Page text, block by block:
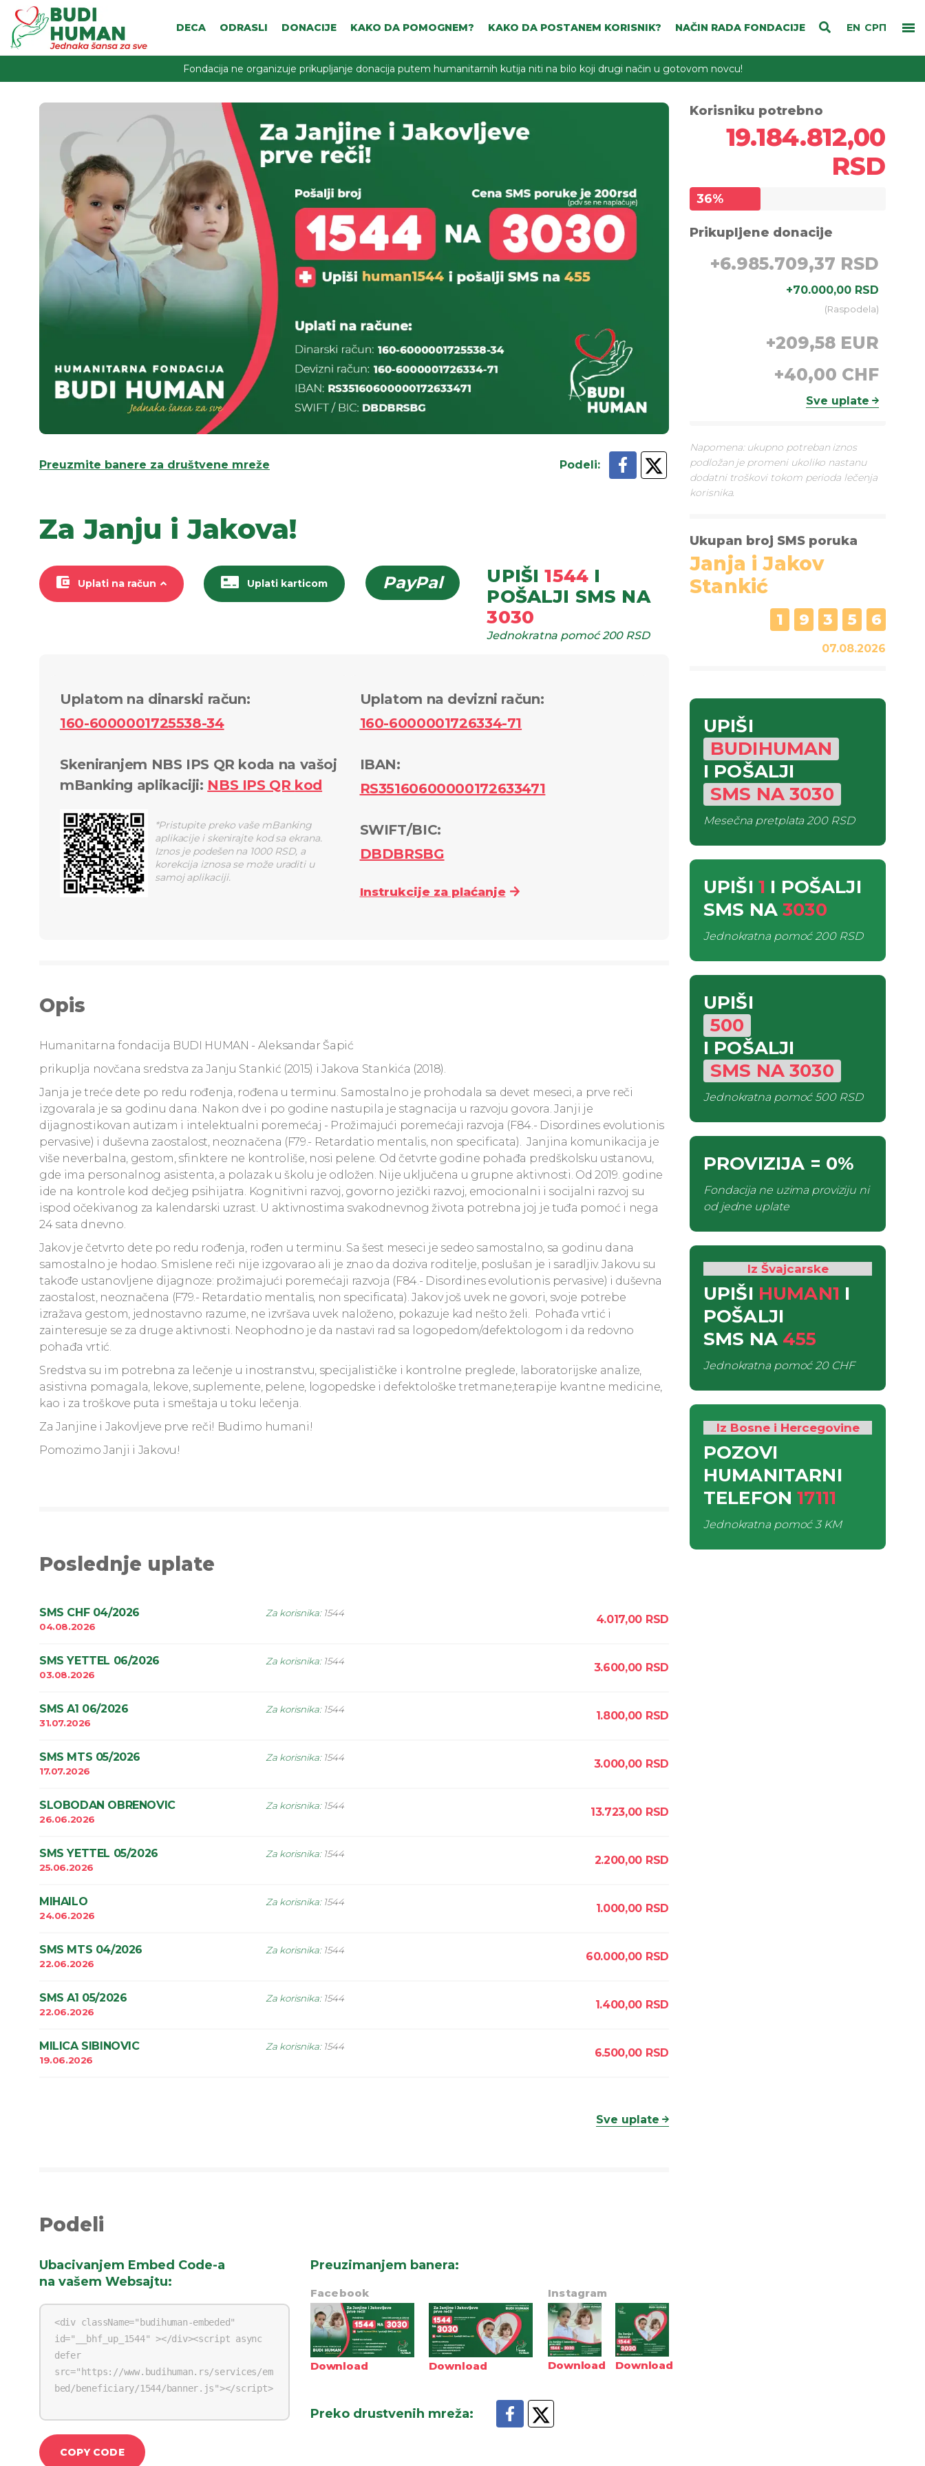
EN СРП
DECA ODRASLI DONACIJE KAKO DA POMOGNEM? KAKO DA POSTANEM KORISNIK? NAČIN RADA FONDACIJE
Fondacija ne organizuje prikupljanje donacija putem humanitarnih kutija niti na bilo koji drugi način u gotovom novcu!
Preuzmite banere za društvene mreže Podeli:
Za Janju i Jakova!
Uplati na račun Uplati karticom PayPal UPIŠI 1544 I
POŠALJI SMS NA
3030
Jednokratna pomoć200 RSD
Uplatom na dinarski račun:
160-6000001725538-34
Skeniranjem NBS IPS QR koda na vašoj
mBanking aplikaciji: NBS IPS QR kod
*Pristupite preko vaše mBanking
aplikacije i skenirajte kod sa ekrana.
Iznos je podešen na 1000 RSD, a
korekcija iznosa se može uraditi u
samoj aplikaciji.
Uplatom na devizni račun:
160-6000001726334-71
IBAN:
RS35160600000172633471
SWIFT/BIC:
DBDBRSBG
Instrukcije za plaćanje
Opis
Humanitarna fondacija BUDI HUMAN - Aleksandar Šapić
prikuplja novčana sredstva za Janju Stankić (2015) i Jakova Stankića (2018).
Janja je treće dete po redu rođenja, rođena u terminu. Samostalno je prohodala sa devet meseci, a prve reči
izgovarala je sa godinu dana. Nakon dve i po godine nastupila je stagnacija u razvoju govora. Janji je
dijagnostikovan autizam i intelektualni poremećaj - Prožimajući poremećaji razvoja (F84.- Disordines evolutionis
pervasive) i duševna zaostalost, neoznačena (F79.- Retardatio mentalis, non specificata). Janjina komunikacija je
više neverbalna, gestom, sfinktere ne kontroliše, nosi pelene. Od četvrte godine pohađa predškolsku ustanovu,
gde ima personalnog asistenta, a polazak u školu je odložen. Nije uključena u grupne aktivnosti. Od 2019. godine
ide na kontrole kod dečjeg psihijatra. Kognitivni razvoj, govorno jezički razvoj, emocionalni i socijalni razvoj su
ispod očekivanog za kalendarski uzrast. U aktivnostima svakodnevnog života potrebna joj je tuđa pomoć i nega
24 sata dnevno.
Jakov je četvrto dete po redu rođenja, rođen u terminu. Sa šest meseci je sedeo samostalno, sa godinu dana
samostalno je hodao. Smislene reči nije izgovarao ali je znao da doziva roditelje, poslušan je i saradljiv. Jakovu su
takođe ustanovljene dijagnoze: prožimajući poremećaji razvoja (F84.- Disordines evolutionis pervasive) i duševna
zaostalost, neoznačena (F79.- Retardatio mentalis, non specificata). Jakov još uvek ne govori, svoje potrebe
izražava gestom, jednostavno razume, ne izvršava uvek naloženo, pokazuje kad nešto želi. Pohađa vrtić i
zainteresuje se za druge aktivnosti. Neophodno je da nastavi rad sa logopedom/defektologom i da redovno
pohađa vrtić.
Sredstva su im potrebna za lečenje u inostranstvu, specijalističke i kontrolne preglede, laboratorijske analize,
asistivna pomagala, lekove, suplemente, pelene, logopedske i defektološke tretmane,terapije kvantne medicine,
kao i za troškove puta i smeštaja u toku lečenja.
Za Janjine i Jakovljeve prve reči! Budimo humani!
Pomozimo Janji i Jakovu!
Poslednje uplate
SMS CHF 04/2026
04.08.2026
Za korisnika: 1544 4.017,00 RSD
SMS YETTEL 06/2026
03.08.2026
Za korisnika: 1544 3.600,00 RSD
SMS A1 06/2026
31.07.2026
Za korisnika: 1544 1.800,00 RSD
SMS MTS 05/2026
17.07.2026
Za korisnika: 1544 3.000,00 RSD
SLOBODAN OBRENOVIC
26.06.2026
Za korisnika: 1544 13.723,00 RSD
SMS YETTEL 05/2026
25.06.2026
Za korisnika: 1544 2.200,00 RSD
MIHAILO
24.06.2026
Za korisnika: 1544 1.000,00 RSD
SMS MTS 04/2026
22.06.2026
Za korisnika: 1544 60.000,00 RSD
SMS A1 05/2026
22.06.2026
Za korisnika: 1544 1.400,00 RSD
MILICA SIBINOVIC
19.06.2026
Za korisnika: 1544 6.500,00 RSD
Sve uplate
Podeli
Ubacivanjem Embed Code-a
na vašem Websajtu:
COPY CODE
Preuzimanjem banera:
Facebook
Download Download
Instagram
Download Download
Preko drustvenih mreža:
Korisniku potrebno
19.184.812,00
RSD
36%
Prikupljene donacije
+6.985.709,37 RSD
+70.000,00 RSD
(Raspodela)
+209,58 EUR
+40,00 CHF
Sve uplate
Napomena: ukupno potreban iznos
podložan je promeni ukoliko nastanu
dodatni troškovi tokom perioda lečenja
korisnika.
Ukupan broj SMS poruka
Janja i Jakov
Stankić
1 9 3 5 6
07.08.2026
UPIŠI
BUDIHUMAN
I POŠALJI
SMS NA3030
Mesečna pretplata200 RSD
UPIŠI 1 I POŠALJI
SMS NA 3030
Jednokratna pomoć200 RSD
UPIŠI
500
I POŠALJI
SMS NA3030
Jednokratna pomoć500 RSD
PROVIZIJA = 0%
Fondacija ne uzima proviziju ni
od jedne uplate
Iz Švajcarske
UPIŠI HUMAN1 I
POŠALJI
SMS NA 455
Jednokratna pomoć20 CHF
Iz Bosne i Hercegovine
POZOVI
HUMANITARNI
TELEFON 17111
Jednokratna pomoć3 KM